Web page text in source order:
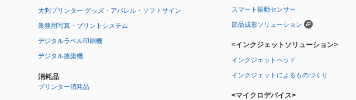
大判プリンター グッズ・アパレル・ソフトサイン
業務用写真・プリントシステム
デジタルラベル印刷機
デジタル捺染機
消耗品
プリンター消耗品
スマート振動センサー
部品成形ソリューション
<インクジェットソリューション>
インクジェットヘッド
インクジェットによるものづくり
<マイクロデバイス>